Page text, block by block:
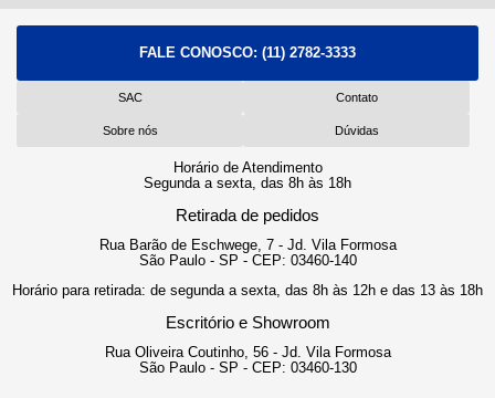
FALE CONOSCO: (11) 2782-3333
SAC Contato
Sobre nós Dúvidas
Horário de Atendimento
Segunda a sexta, das 8h às 18h
Retirada de pedidos
Rua Barão de Eschwege, 7 - Jd. Vila Formosa
São Paulo - SP - CEP: 03460-140
Horário para retirada: de segunda a sexta, das 8h às 12h e das 13 às 18h
Escritório e Showroom
Rua Oliveira Coutinho, 56 - Jd. Vila Formosa
São Paulo - SP - CEP: 03460-130